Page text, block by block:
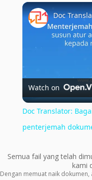
Play Unmute
Watch on
Doc Translator:
penterjemah
Semua fail yang telah
kami
Dengan memuat naik